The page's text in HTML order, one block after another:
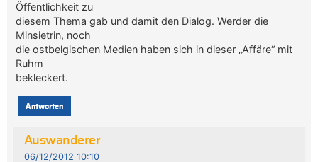
Öffentlichkeit zu
diesem Thema gab und damit den Dialog. Werder die
Minsietrin, noch
die ostbelgischen Medien haben sich in dieser „Affäre“ mit
Ruhm
bekleckert.
Antworten
Auswanderer
06/12/2012 10:10